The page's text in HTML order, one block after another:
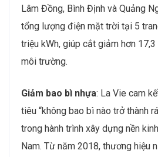
Lâm Đồng, Bình Định và Quảng
tổng lượng điện mặt trời tại 5
triệu kWh, giúp cắt giảm hơn 17,3
môi trường.
Giảm bao bì nhựa: La Vie cam
tiêu “không bao bì nào trở thành
trong hành trình xây dựng nền
Nam. Từ năm 2018, thương hiệu